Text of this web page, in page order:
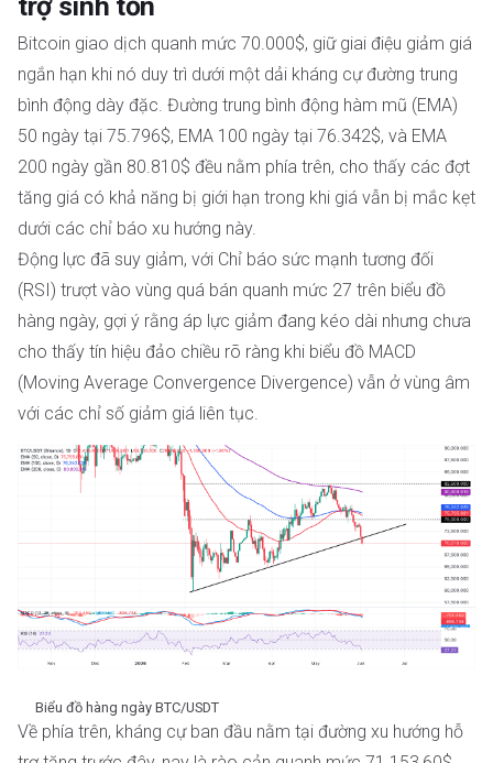
Bitcoin giao dịch quanh mức 70.000$, giữ giai điệu giảm giá
ngắn hạn khi nó duy trì dưới một dải kháng cự đường trung
bình động dày đặc. Đường trung bình động hàm mũ (EMA)
50 ngày tại 75.796$, EMA 100 ngày tại 76.342$, và EMA
200 ngày gần 80.810$ đều nằm phía trên, cho thấy các đợt
tăng giá có khả năng bị giới hạn trong khi giá vẫn bị mắc kẹt
dưới các chỉ báo xu hướng này.
Động lực đã suy giảm, với Chỉ báo sức mạnh tương đối
(RSI) trượt vào vùng quá bán quanh mức 27 trên biểu đồ
hàng ngày, gợi ý rằng áp lực giảm đang kéo dài nhưng chưa
cho thấy tín hiệu đảo chiều rõ ràng khi biểu đồ MACD
(Moving Average Convergence Divergence) vẫn ở vùng âm
với các chỉ số giảm giá liên tục.
Biểu đồ hàng ngày BTC/USDT
Về phía trên, kháng cự ban đầu nằm tại đường xu hướng hỗ